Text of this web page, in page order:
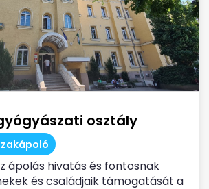
osztály
ápolás hivatás és fontosnak
és családjaik támogatását a